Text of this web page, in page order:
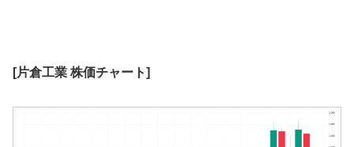
[片倉工業 株価チャート]